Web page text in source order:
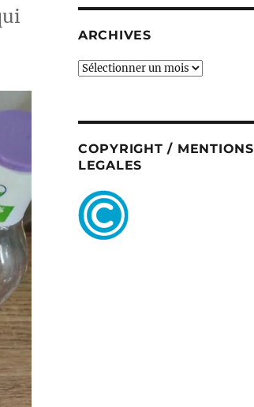
ARCHIVES
ARCHIVES
COPYRIGHT / MENTIONS
LEGALES